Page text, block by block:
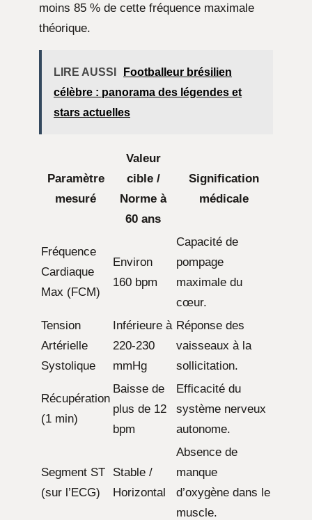
moins 85 % de cette fréquence maximale
théorique.
LIRE AUSSI
Footballeur brésilien
célèbre : panorama des légendes et
stars actuelles
Paramètre
mesuré
Valeur
cible /
Norme à
60 ans
Signification
médicale
Fréquence
Cardiaque
Max (FCM)
Environ
160 bpm
Capacité de
pompage
maximale du
cœur.
Tension
Artérielle
Systolique
Inférieure à
220-230
mmHg
Réponse des
vaisseaux à la
sollicitation.
Récupération
(1 min)
Baisse de
plus de 12
bpm
Efficacité du
système nerveux
autonome.
Segment ST
(sur l’ECG)
Stable /
Horizontal
Absence de
manque
d’oxygène dans le
muscle.